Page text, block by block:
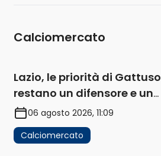
Calciomercato
Lazio, le priorità di Gattuso
restano un difensore e un
centravanti: proposto
Esposito
06 agosto 2026, 11:09
Calciomercato